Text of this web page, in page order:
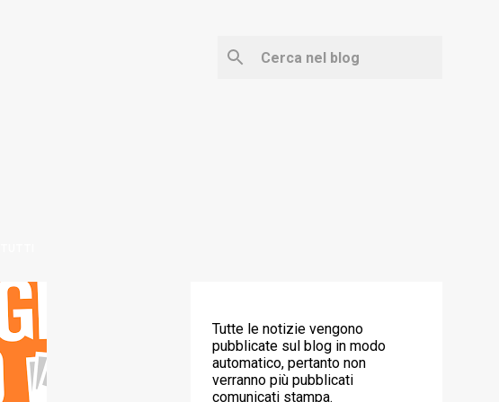
+
Tutte le notizie vengono
pubblicate sul blog in modo
automatico, pertanto non
verranno più pubblicati
comunicati stampa.